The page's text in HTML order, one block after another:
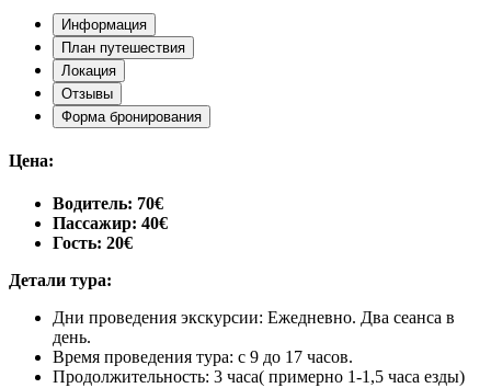
Информация
План путешествия
Локация
Отзывы
Форма бронирования
Цена:
Водитель: 70€
Пассажир: 40€
Гость: 20€
Детали тура:
Дни проведения экскурсии: Ежедневно. Два сеанса в
день.
Время проведения тура: с 9 до 17 часов.
Продолжительность: 3 часа( примерно 1-1,5 часа езды)